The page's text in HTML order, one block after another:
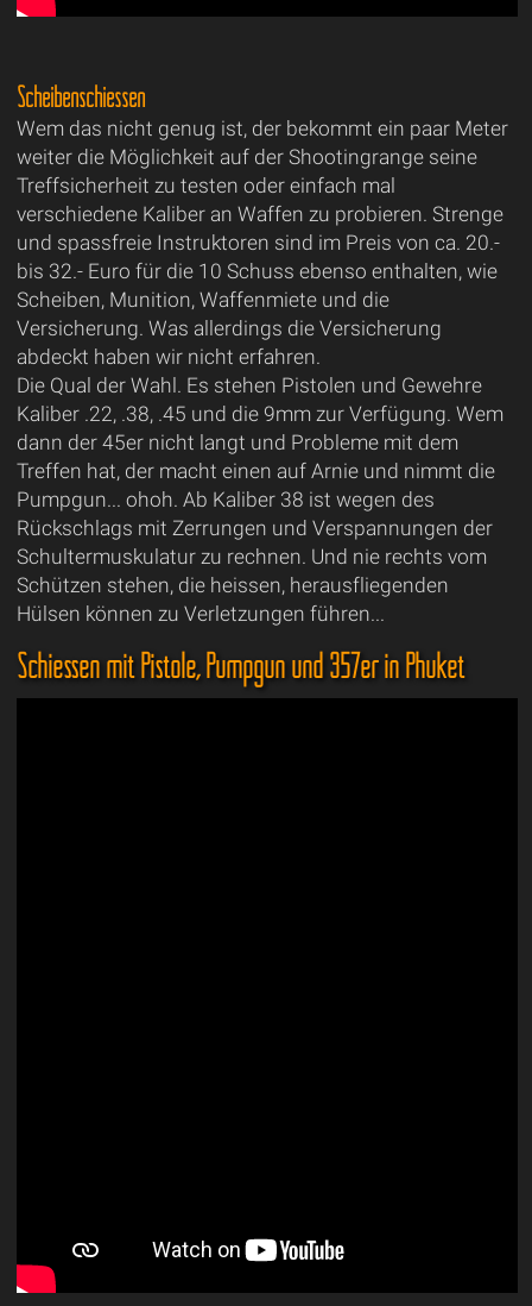
Scheibenschiessen
Wem das nicht genug ist, der bekommt ein paar Meter
weiter die Möglichkeit auf der Shootingrange seine
Treffsicherheit zu testen oder einfach mal
verschiedene Kaliber an Waffen zu probieren. Strenge
und spassfreie Instruktoren sind im Preis von ca. 20.-
bis 32.- Euro für die 10 Schuss ebenso enthalten, wie
Scheiben, Munition, Waffenmiete und die
Versicherung. Was allerdings die Versicherung
abdeckt haben wir nicht erfahren.
Die Qual der Wahl. Es stehen Pistolen und Gewehre
Kaliber .22, .38, .45 und die 9mm zur Verfügung. Wem
dann der 45er nicht langt und Probleme mit dem
Treffen hat, der macht einen auf Arnie und nimmt die
Pumpgun... ohoh. Ab Kaliber 38 ist wegen des
Rückschlags mit Zerrungen und Verspannungen der
Schultermuskulatur zu rechnen. Und nie rechts vom
Schützen stehen, die heissen, herausfliegenden
Hülsen können zu Verletzungen führen...
Schiessen mit Pistole, Pumpgun und 357er in Phuket